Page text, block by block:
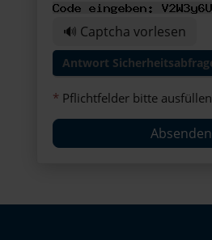
🔊 Captcha vorlesen
* Pflichtfelder bitte ausfüllen
Absenden